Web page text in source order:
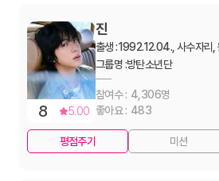
8 5.00
진
출생 :1992.12.04., 사수자리,
그룹명 :방탄소년단
4,306
483
평점주기 미션